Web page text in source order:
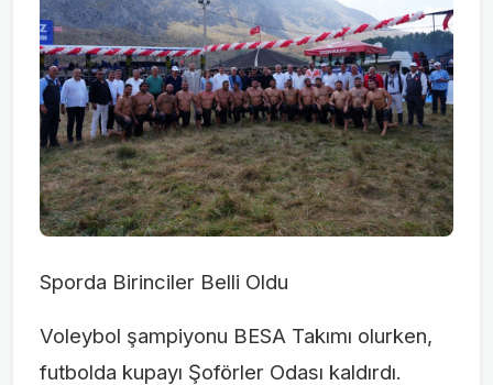
Sporda Birinciler Belli Oldu
Voleybol şampiyonu BESA Takımı olurken,
futbolda kupayı Şoförler Odası kaldırdı.